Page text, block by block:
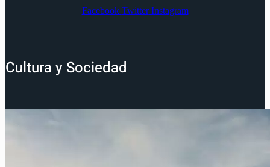
Facebook Twitter Instagram
Cultura y Sociedad